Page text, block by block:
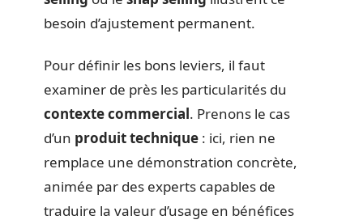
besoin d’ajustement permanent.
Pour définir les bons leviers, il faut
examiner de près les particularités du
contexte commercial. Prenons le cas
d’un produit technique : ici, rien ne
remplace une démonstration concrète,
animée par des experts capables de
traduire la valeur d’usage en bénéfices